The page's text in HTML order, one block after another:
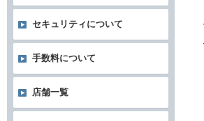
セキュリティについて
手数料について
店舗一覧